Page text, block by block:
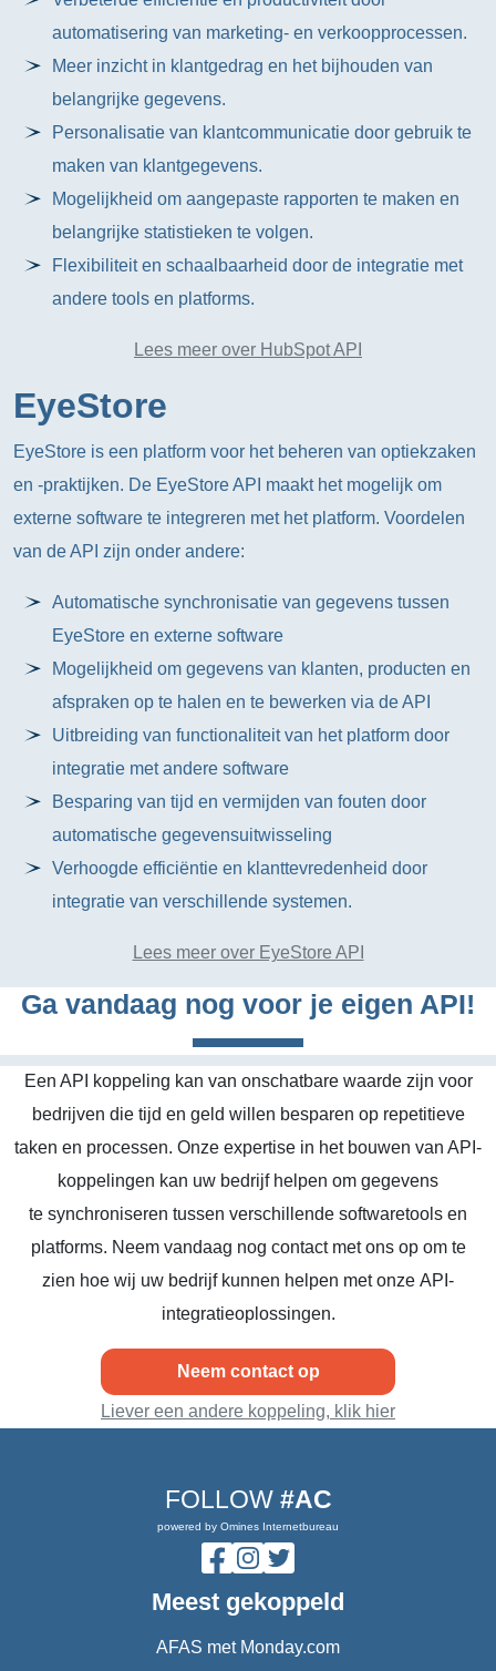
automatisering van marketing- en verkoopprocessen.
Meer inzicht in klantgedrag en het bijhouden van
belangrijke gegevens.
Personalisatie van klantcommunicatie door gebruik te
maken van klantgegevens.
Mogelijkheid om aangepaste rapporten te maken en
belangrijke statistieken te volgen.
Flexibiliteit en schaalbaarheid door de integratie met
andere tools en platforms.
Lees meer over HubSpot API
EyeStore
EyeStore is een platform voor het beheren van optiekzaken
en -praktijken. De EyeStore API maakt het mogelijk om
externe software te integreren met het platform. Voordelen
van de API zijn onder andere:
Automatische synchronisatie van gegevens tussen
EyeStore en externe software
Mogelijkheid om gegevens van klanten, producten en
afspraken op te halen en te bewerken via de API
Uitbreiding van functionaliteit van het platform door
integratie met andere software
Besparing van tijd en vermijden van fouten door
automatische gegevensuitwisseling
Verhoogde efficiëntie en klanttevredenheid door
integratie van verschillende systemen.
Lees meer over EyeStore API
Ga vandaag nog voor je eigen API!
Een API koppeling kan van onschatbare waarde zijn voor
bedrijven die tijd en geld willen besparen op repetitieve
taken en processen. Onze expertise in het bouwen van API-
koppelingen kan uw bedrijf helpen om gegevens
te synchroniseren tussen verschillende softwaretools en
platforms. Neem vandaag nog contact met ons op om te
zien hoe wij uw bedrijf kunnen helpen met onze API-
integratieoplossingen.
Neem contact op
Liever een andere koppeling, klik hier
FOLLOW #AC
powered by Omines Internetbureau
Meest gekoppeld
AFAS met Monday.com